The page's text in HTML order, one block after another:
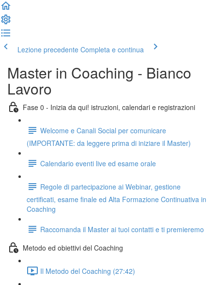
Lezione precedente Completa e continua
Master in Coaching - Bianco
Lavoro
Fase 0 - Inizia da qui! istruzioni, calendari e registrazioni
Welcome e Canali Social per comunicare
(IMPORTANTE: da leggere prima di iniziare il Master)
Calendario eventi live ed esame orale
Regole di partecipazione ai Webinar, gestione
certificati, esame finale ed Alta Formazione Continuativa in
Coaching
Raccomanda il Master ai tuoi contatti e ti premieremo
Metodo ed obiettivi del Coaching
Il Metodo del Coaching (27:42)